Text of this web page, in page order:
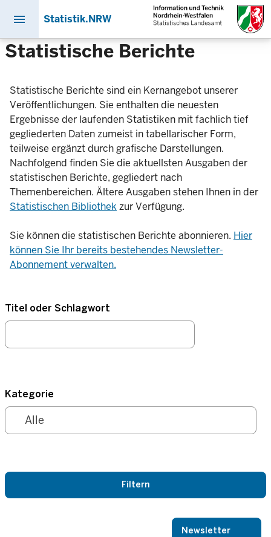
Direkt
zum
menu Statistik.NRW
Statistische Berichte
Statistische Berichte sind ein Kernangebot unserer
Veröffentlichungen. Sie enthalten die neuesten
Ergebnisse der laufenden Statistiken mit fachlich tief
gegliederten Daten zumeist in tabellarischer Form,
teilweise ergänzt durch grafische Darstellungen.
Nachfolgend finden Sie die aktuellsten Ausgaben der
statistischen Berichte, gegliedert nach
Themenbereichen. Ältere Ausgaben stehen Ihnen in der
Statistischen Bibliothek zur Verfügung.
Sie können die statistischen Berichte abonnieren. Hier
können Sie Ihr bereits bestehendes Newsletter-
Abonnement verwalten.
Titel oder Schlagwort
Kategorie
Newsletter